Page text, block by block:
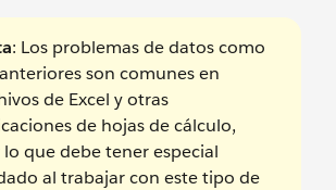
: Los problemas de datos como
son comunes en
de Excel y otras
de hojas de cálculo,
que debe tener especial
al trabajar con este tipo de